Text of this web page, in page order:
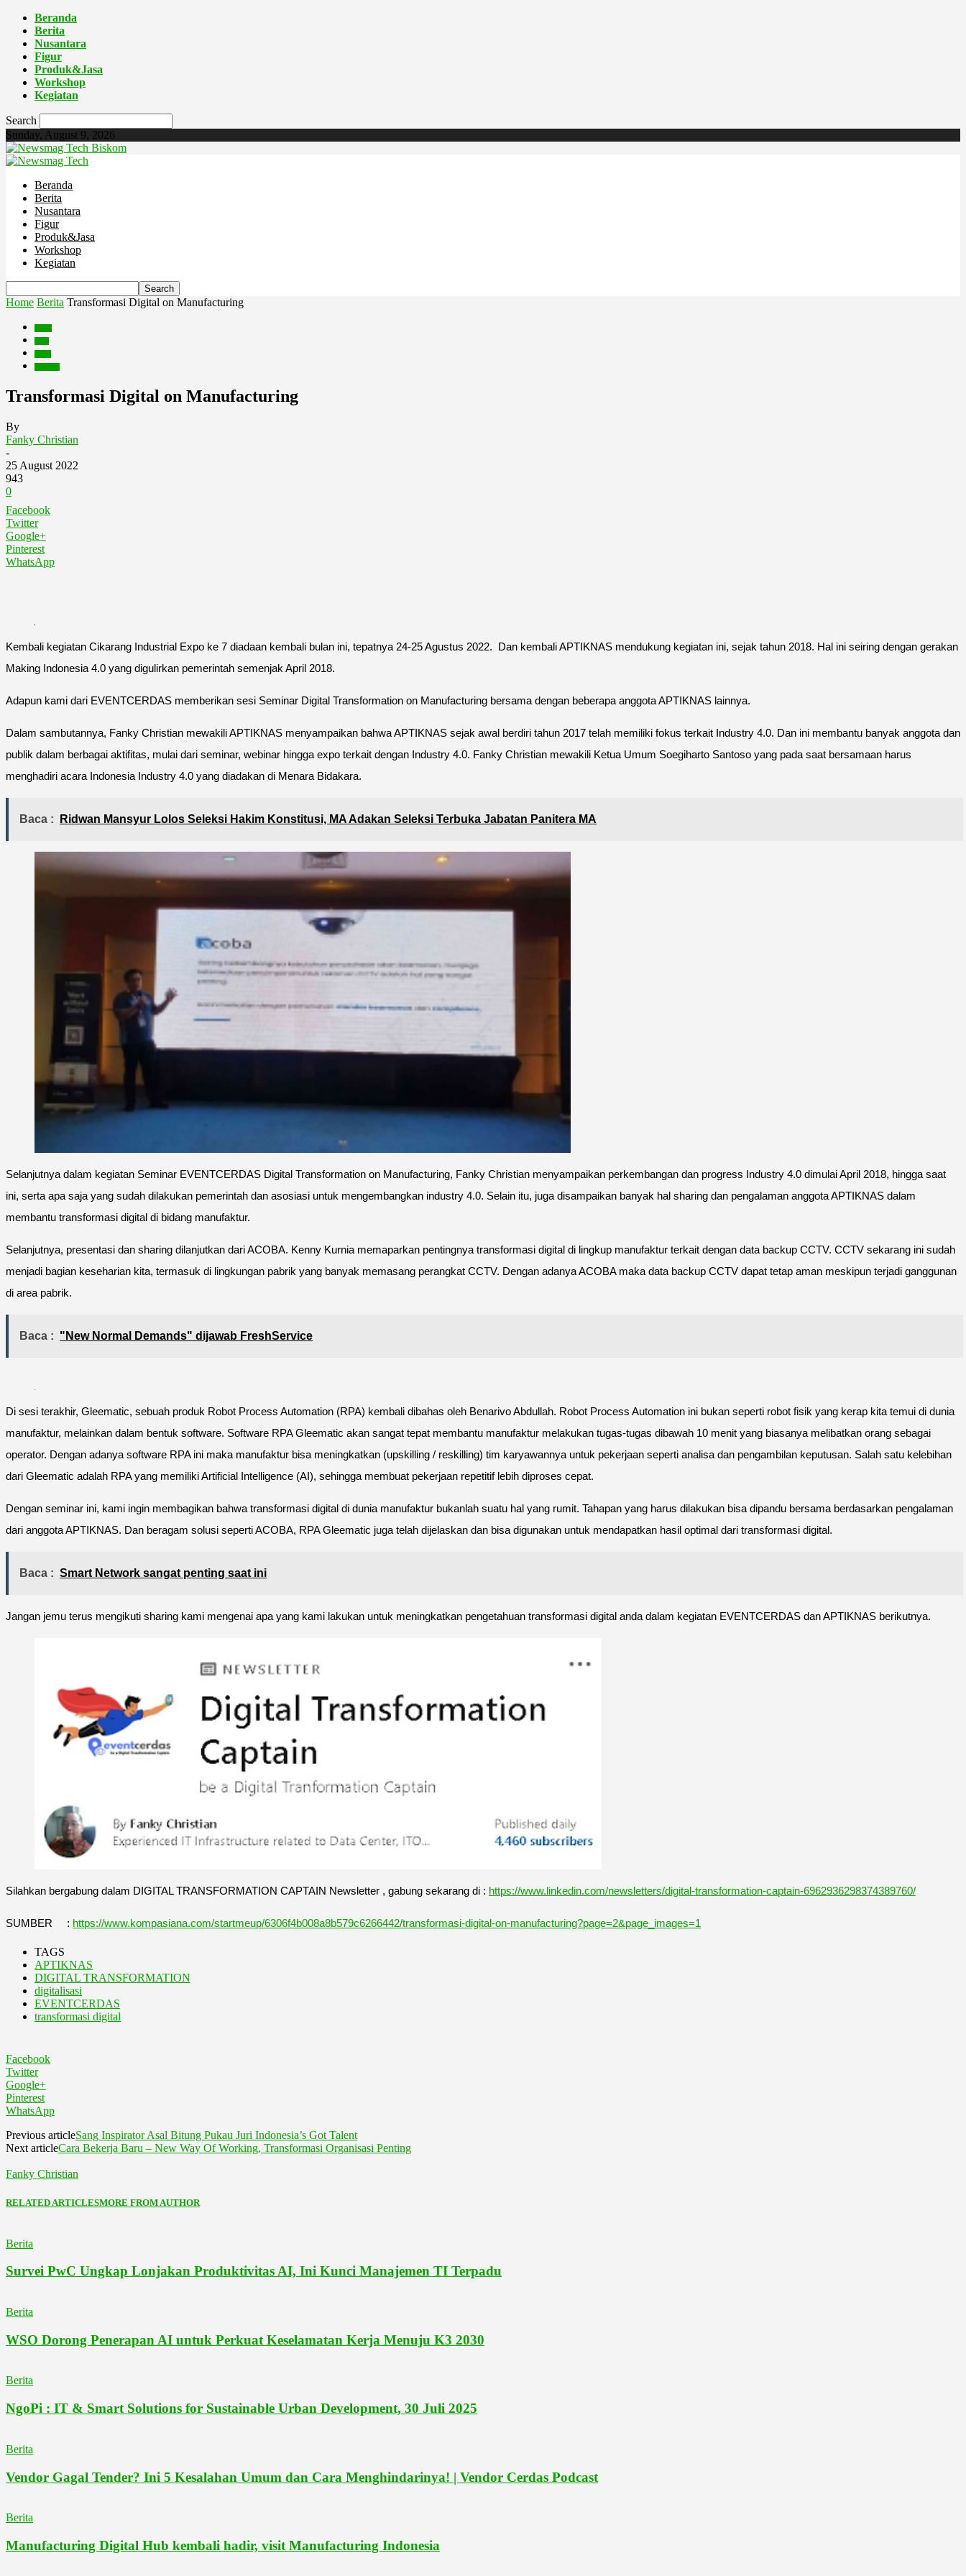
Beranda
Berita
Nusantara
Figur
Produk&Jasa
Workshop
Kegiatan
Search
Sunday, August 9, 2026
Biskom
Beranda
Berita
Nusantara
Figur
Produk&Jasa
Workshop
Kegiatan
Home Berita Transformasi Digital on Manufacturing
Transformasi Digital on Manufacturing
By
Fanky Christian
-
25 August 2022
943
0
Facebook
Twitter
Google+
Pinterest
WhatsApp
Kembali kegiatan Cikarang Industrial Expo ke 7 diadaan kembali bulan ini, tepatnya 24-25 Agustus 2022. Dan kembali APTIKNAS mendukung kegiatan ini, sejak tahun 2018. Hal ini seiring dengan gerakan
Making Indonesia 4.0 yang digulirkan pemerintah semenjak April 2018.
Adapun kami dari EVENTCERDAS memberikan sesi Seminar Digital Transformation on Manufacturing bersama dengan beberapa anggota APTIKNAS lainnya.
Dalam sambutannya, Fanky Christian mewakili APTIKNAS menyampaikan bahwa APTIKNAS sejak awal berdiri tahun 2017 telah memiliki fokus terkait Industry 4.0. Dan ini membantu banyak anggota dan
publik dalam berbagai aktifitas, mulai dari seminar, webinar hingga expo terkait dengan Industry 4.0. Fanky Christian mewakili Ketua Umum Soegiharto Santoso yang pada saat bersamaan harus
menghadiri acara Indonesia Industry 4.0 yang diadakan di Menara Bidakara.
Baca : Ridwan Mansyur Lolos Seleksi Hakim Konstitusi, MA Adakan Seleksi Terbuka Jabatan Panitera MA
Selanjutnya dalam kegiatan Seminar EVENTCERDAS Digital Transformation on Manufacturing, Fanky Christian menyampaikan perkembangan dan progress Industry 4.0 dimulai April 2018, hingga saat
ini, serta apa saja yang sudah dilakukan pemerintah dan asosiasi untuk mengembangkan industry 4.0. Selain itu, juga disampaikan banyak hal sharing dan pengalaman anggota APTIKNAS dalam
membantu transformasi digital di bidang manufaktur.
Selanjutnya, presentasi dan sharing dilanjutkan dari ACOBA. Kenny Kurnia memaparkan pentingnya transformasi digital di lingkup manufaktur terkait dengan data backup CCTV. CCTV sekarang ini sudah
menjadi bagian keseharian kita, termasuk di lingkungan pabrik yang banyak memasang perangkat CCTV. Dengan adanya ACOBA maka data backup CCTV dapat tetap aman meskipun terjadi ganggunan
di area pabrik.
Baca : "New Normal Demands" dijawab FreshService
Di sesi terakhir, Gleematic, sebuah produk Robot Process Automation (RPA) kembali dibahas oleh Benarivo Abdullah. Robot Process Automation ini bukan seperti robot fisik yang kerap kita temui di dunia
manufaktur, melainkan dalam bentuk software. Software RPA Gleematic akan sangat tepat membantu manufaktur melakukan tugas-tugas dibawah 10 menit yang biasanya melibatkan orang sebagai
operator. Dengan adanya software RPA ini maka manufaktur bisa meningkatkan (upskilling / reskilling) tim karyawannya untuk pekerjaan seperti analisa dan pengambilan keputusan. Salah satu kelebihan
dari Gleematic adalah RPA yang memiliki Artificial Intelligence (AI), sehingga membuat pekerjaan repetitif lebih diproses cepat.
Dengan seminar ini, kami ingin membagikan bahwa transformasi digital di dunia manufaktur bukanlah suatu hal yang rumit. Tahapan yang harus dilakukan bisa dipandu bersama berdasarkan pengalaman
dari anggota APTIKNAS. Dan beragam solusi seperti ACOBA, RPA Gleematic juga telah dijelaskan dan bisa digunakan untuk mendapatkan hasil optimal dari transformasi digital.
Baca : Smart Network sangat penting saat ini
Jangan jemu terus mengikuti sharing kami mengenai apa yang kami lakukan untuk meningkatkan pengetahuan transformasi digital anda dalam kegiatan EVENTCERDAS dan APTIKNAS berikutnya.
Silahkan bergabung dalam DIGITAL TRANSFORMATION CAPTAIN Newsletter , gabung sekarang di : https://www.linkedin.com/newsletters/digital-transformation-captain-6962936298374389760/
SUMBER : https://www.kompasiana.com/startmeup/6306f4b008a8b579c6266442/transformasi-digital-on-manufacturing?page=2&page_images=1
TAGS
APTIKNAS
DIGITAL TRANSFORMATION
digitalisasi
EVENTCERDAS
transformasi digital
Facebook
Twitter
Google+
Pinterest
WhatsApp
Previous articleSang Inspirator Asal Bitung Pukau Juri Indonesia’s Got Talent
Next articleCara Bekerja Baru – New Way Of Working, Transformasi Organisasi Penting
Fanky Christian
RELATED ARTICLESMORE FROM AUTHOR
Berita
Survei PwC Ungkap Lonjakan Produktivitas AI, Ini Kunci Manajemen TI Terpadu
Berita
WSO Dorong Penerapan AI untuk Perkuat Keselamatan Kerja Menuju K3 2030
Berita
NgoPi : IT & Smart Solutions for Sustainable Urban Development, 30 Juli 2025
Berita
Vendor Gagal Tender? Ini 5 Kesalahan Umum dan Cara Menghindarinya! | Vendor Cerdas Podcast
Berita
Manufacturing Digital Hub kembali hadir, visit Manufacturing Indonesia